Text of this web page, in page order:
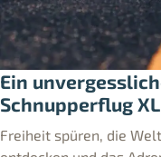
Ein
Schnupperflug
Freiheit spüren, die